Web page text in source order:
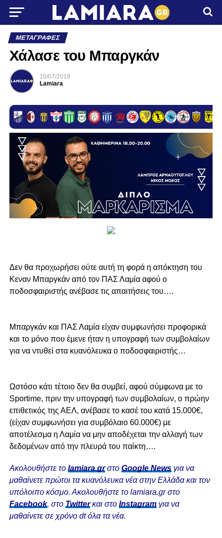
ΜΕΤΑΓΡΑΦΈΣ
Χάλασε του Μπαργκάν
10/07/2019
Lamiara
Δεν θα προχωρήσει ούτε αυτή τη φορά η απόκτηση του
Κεναν Μπαργκάν από τον ΠΑΣ Λαμία αφού ο
ποδοσφαιριστής ανέβασε τις απαιτήσεις του….
Μπαργκάν και ΠΑΣ Λαμία είχαν συμφωνήσει προφορικά
και το μόνο που έμενε ήταν η υπογραφή των συμβολαίων
για να ντυθεί στα κυανόλευκα ο ποδοσφαιριστής…
Ωστόσο κάτι τέτοιο δεν θα συμβεί, αφού σύμφωνα με το
Sportime, πριν την υπογραφή των συμβολαίων, ο πρώην
επιθετικός της ΑΕΛ, ανέβασε το κασέ του κατά 15.000€,
(είχαν συμφωνήσει για συμβόλαιο 60.000€) με
αποτέλεσμα η Λαμία να μην αποδέχεται την αλλαγή των
δεδομένων από την πλευρά του παίκτη….
Ακολουθήστε το lamiara.grστο Google Newsγια να
μαθαίνετε πρώτοι τα κυανόλευκα νέα στην Ελλάδα και τον
υπόλοιπο κόσμο. Ακολουθήστε το lamiara.gr στο
Facebook, στο Twitterκαι στο Instagram για να
μαθαίνετε σε χρόνο dt όλα τα νέα.